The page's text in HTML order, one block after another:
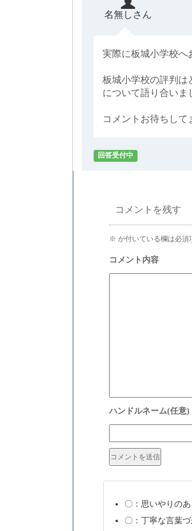
名無しさん
実際に板城小学校へ
板城小学校の評判は
について語り合いま
コメントお待ちして
回答受付中
コメントを残す
※ が付いている欄は必須
〇：思いやりの
〇：丁寧な言葉